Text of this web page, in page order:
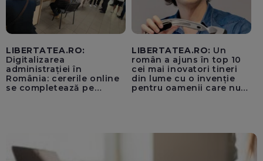
LIBERTATEA.RO:
Digitalizarea
administrației în
România: cererile online
se completează pe
LIBERTATEA.RO: Un
român a ajuns în top 10
cei mai inovatori tineri
din lume cu o invenție
pentru oamenii care nu